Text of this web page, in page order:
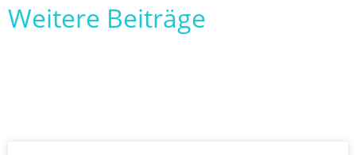
Weitere Beiträge